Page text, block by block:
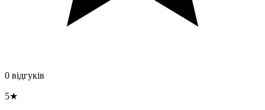
0 відгуків
5★